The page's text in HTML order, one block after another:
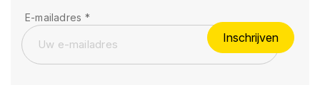
E-mailadres *
Inschrijven